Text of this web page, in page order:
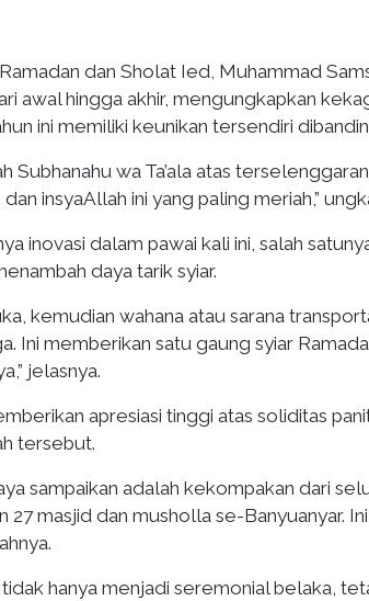
dan Sholat Ied, Muhammad
awal hingga akhir, mengungkapkan
ini memiliki keunikan tersendiri
Subhanahu wa Ta’ala atas
insyaAllah ini yang paling meriah,”
inovasi dalam pawai kali ini, salah
daya tarik syiar.
kemudian wahana atau sarana
Ini memberikan satu gaung syiar
jelasnya.
apresiasi tinggi atas soliditas
tersebut.
sampaikan adalah kekompakan dari
masjid dan musholla se-Banyuanyar.
hanya menjadi seremonial belaka,